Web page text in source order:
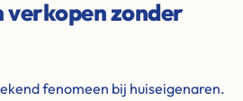
verkopen zonder
fenomeen bij huiseigenaren.